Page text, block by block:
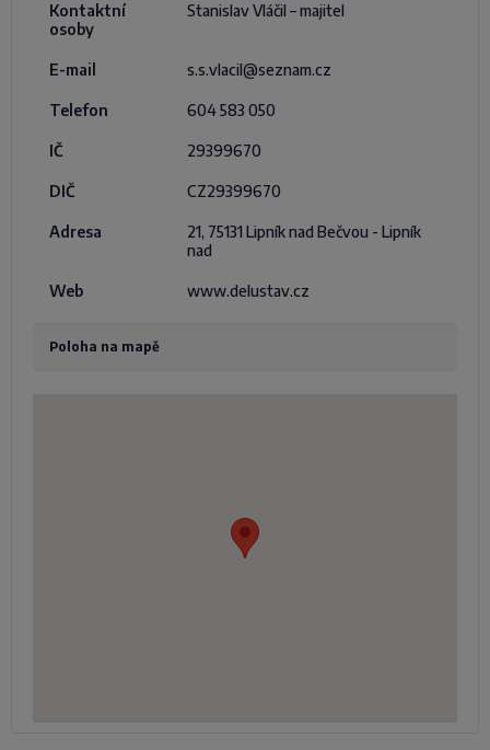
Kontaktní
osoby
Stanislav Vláčil – majitel
E-mail s.s.vlacil@seznam.cz
Telefon 604 583 050
IČ 29399670
DIČ CZ29399670
Adresa
21, 75131 Lipník nad Bečvou - Lipník
nad
Web www.delustav.cz
Poloha na mapě